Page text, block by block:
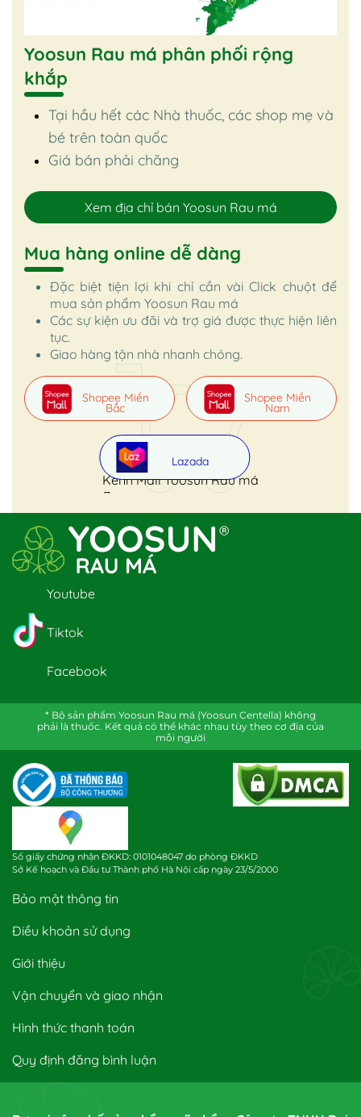
Yoosun Rau má phân phối rộng
khắp
Tại hầu hết các Nhà thuốc, các shop mẹ và
bé trên toàn quốc
Giá bán phải chăng
Xem địa chỉ bán Yoosun Rau má
Mua hàng online dễ dàng
Đặc biệt tiện lợi khi chỉ cần vài Click chuột để
mua sản phẩm Yoosun Rau má
Các sự kiện ưu đãi và trợ giá được thực hiện liên
tục.
Giao hàng tận nhà nhanh chóng.
Kênh Mall Yoosun Rau má
Shopee Miền
Bắc
Shopee Miền
Nam
Lazada
Youtube
Tiktok
Facebook
* Bộ sản phẩm Yoosun Rau má (Yoosun Centella) không
phải là thuốc. Kết quả có thể khác nhau tùy theo cơ địa của
mỗi người
Số giấy chứng nhận ĐKKD: 0101048047 do phòng ĐKKD
Sở Kế hoạch và Đầu tư Thành phố Hà Nội cấp ngày 23/5/2000
Bảo mật thông tin
Điều khoản sử dụng
Giới thiệu
Vận chuyển và giao nhận
Hình thức thanh toán
Quy định đăng bình luận